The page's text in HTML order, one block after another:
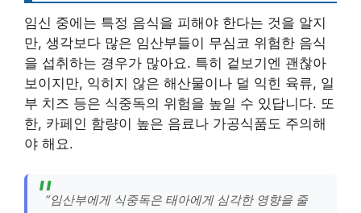
임신 중에는 특정 음식을 피해야 한다는 것을 알지
만, 생각보다 많은 임산부들이 무심코 위험한 음식
을 섭취하는 경우가 많아요. 특히 겉보기엔 괜찮아
보이지만, 익히지 않은 해산물이나 덜 익힌 육류, 일
부 치즈 등은 식중독의 위험을 높일 수 있답니다. 또
한, 카페인 함량이 높은 음료나 가공식품도 주의해
야 해요.
“임산부에게 식중독은 태아에게 심각한 영향을 줄